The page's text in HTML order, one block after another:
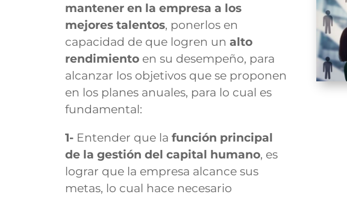
mantener en la empresa a los
mejores talentos, ponerlos en
capacidad de que logren un alto
rendimientoen su desempeño, para
alcanzar los objetivos que se proponen
en los planes anuales, para lo cual es
fundamental:
1-Entender que la función principal
de la gestión del capital humano, es
lograr que la empresa alcance sus
metas, lo cual hace necesario